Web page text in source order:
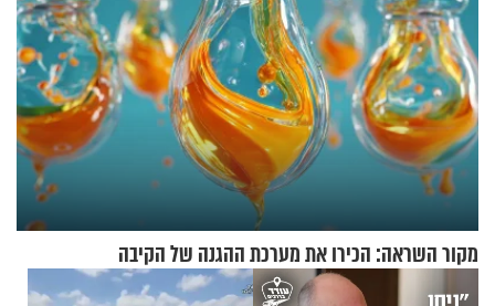
מקור השראה: הכירו את מערכת ההגנה של הקיבה